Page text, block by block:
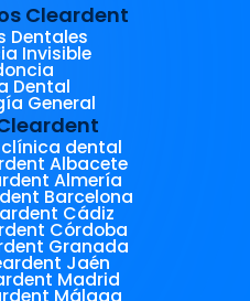
Cleardent
Dentales
Invisible
Dental
General
dental
Albacete
Almería
Barcelona
Cádiz
Córdoba
Granada
Jaén
Madrid